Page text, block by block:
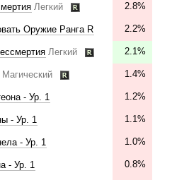
Легкий 2.8%
Оружие Ранга R 2.2%
Легкий 2.1%
Магический 1.4%
- Ур. 1 1.2%
- Ур. 1 1.1%
- Ур. 1 1.0%
- Ур. 1 0.8%